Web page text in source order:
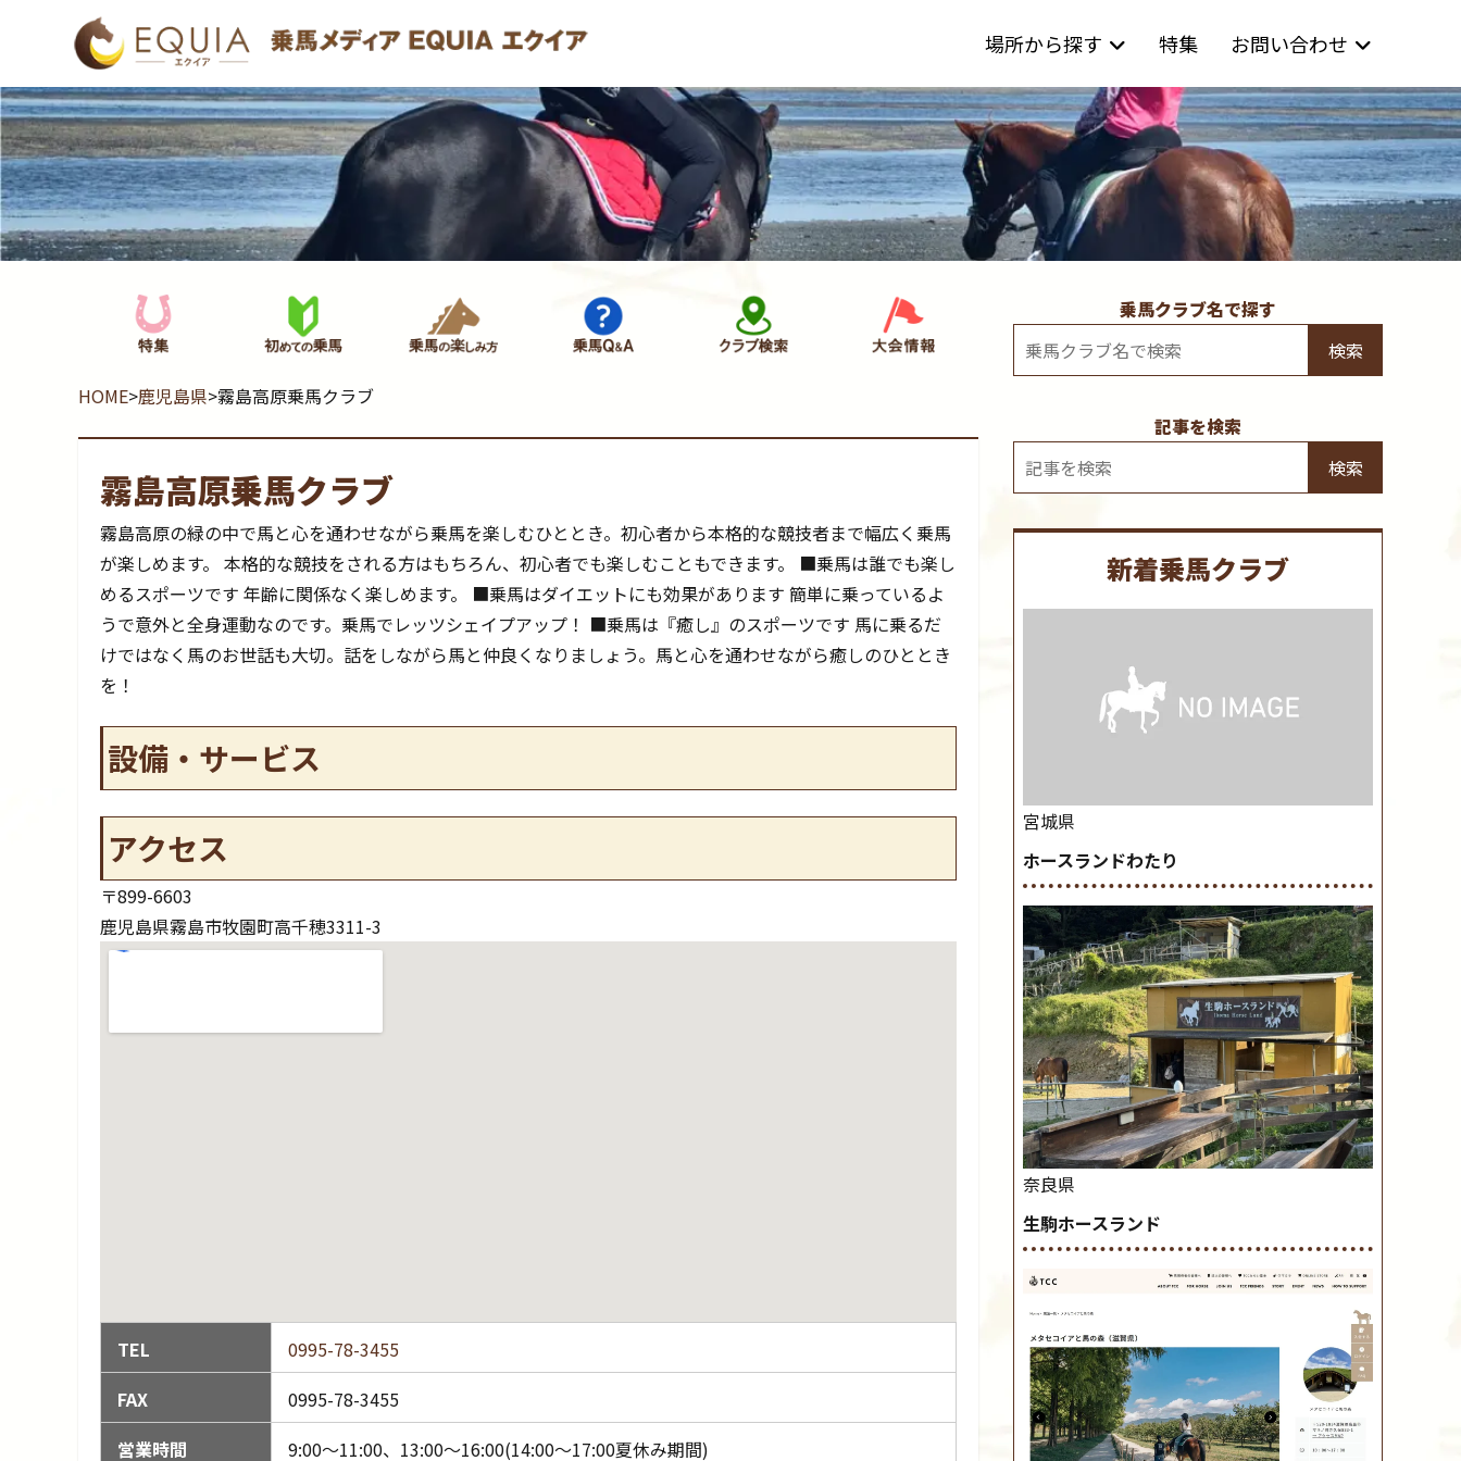
場所から探す 特集 お問い合わせ
HOME>鹿児島県>霧島高原乗馬クラブ
霧島高原乗馬クラブ
霧島高原の緑の中で馬と心を通わせながら乗馬を楽しむひととき。初心者から本格的な競技者まで幅広く乗馬
が楽しめます。 本格的な競技をされる方はもちろん、初心者でも楽しむこともできます。 ■乗馬は誰でも楽し
めるスポーツです 年齢に関係なく楽しめます。 ■乗馬はダイエットにも効果があります 簡単に乗っているよ
うで意外と全身運動なのです。乗馬でレッツシェイプアップ！ ■乗馬は『癒し』のスポーツです 馬に乗るだ
けではなく馬のお世話も大切。話をしながら馬と仲良くなりましょう。馬と心を通わせながら癒しのひととき
を！
設備・サービス
アクセス
〒899-6603
鹿児島県霧島市牧園町高千穂3311-3
TEL
0995-78-3455
FAX
0995-78-3455
営業時間
9:00〜11:00、13:00〜16:00(14:00〜17:00夏休み期間)
乗馬クラブ名で探す
検索
記事を検索
検索
新着乗馬クラブ
宮城県
ホースランドわたり
奈良県
生駒ホースランド